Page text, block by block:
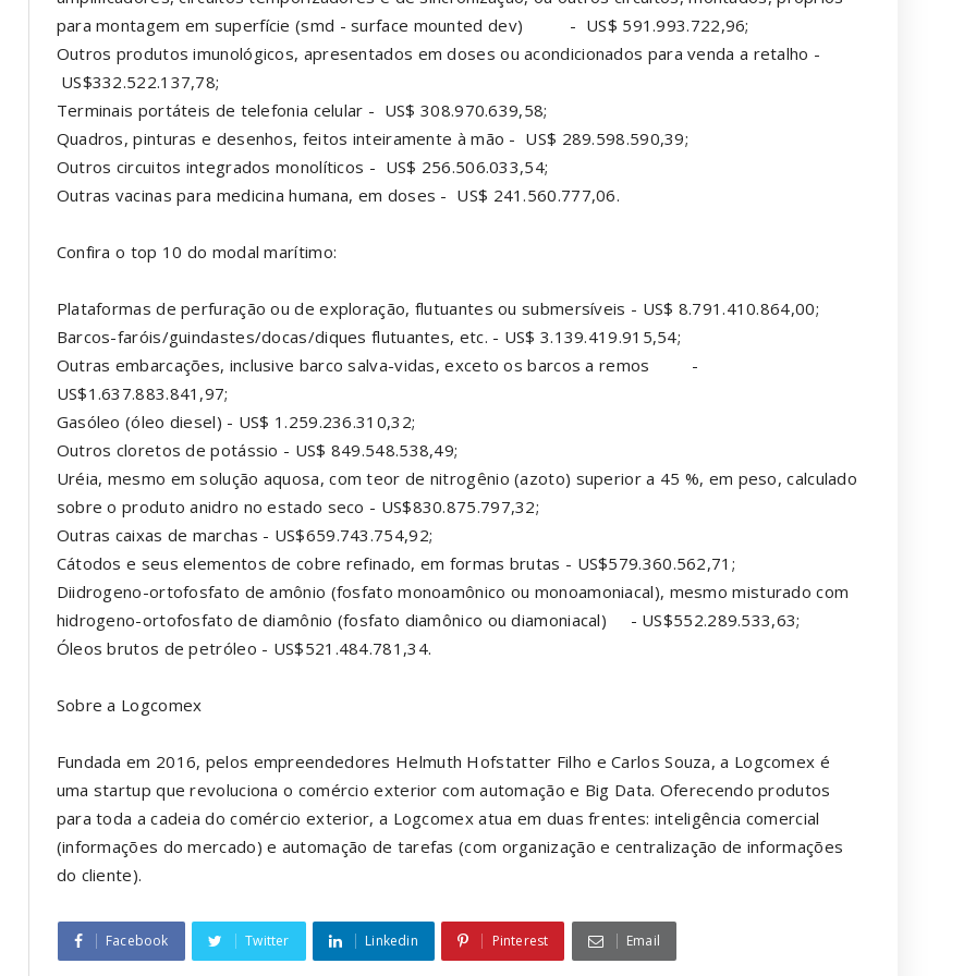
para montagem em superfície (smd - surface mounted dev) - US$ 591.993.722,96;
Outros produtos imunológicos, apresentados em doses ou acondicionados para venda a retalho -
US$332.522.137,78;
Terminais portáteis de telefonia celular - US$ 308.970.639,58;
Quadros, pinturas e desenhos, feitos inteiramente à mão - US$ 289.598.590,39;
Outros circuitos integrados monolíticos - US$ 256.506.033,54;
Outras vacinas para medicina humana, em doses - US$ 241.560.777,06.
Confira o top 10 do modal marítimo:
Plataformas de perfuração ou de exploração, flutuantes ou submersíveis - US$ 8.791.410.864,00;
Barcos-faróis/guindastes/docas/diques flutuantes, etc. - US$ 3.139.419.915,54;
Outras embarcações, inclusive barco salva-vidas, exceto os barcos a remos -
US$1.637.883.841,97;
Gasóleo (óleo diesel) - US$ 1.259.236.310,32;
Outros cloretos de potássio - US$ 849.548.538,49;
Uréia, mesmo em solução aquosa, com teor de nitrogênio (azoto) superior a 45 %, em peso, calculado
sobre o produto anidro no estado seco - US$830.875.797,32;
Outras caixas de marchas - US$659.743.754,92;
Cátodos e seus elementos de cobre refinado, em formas brutas - US$579.360.562,71;
Diidrogeno-ortofosfato de amônio (fosfato monoamônico ou monoamoniacal), mesmo misturado com
hidrogeno-ortofosfato de diamônio (fosfato diamônico ou diamoniacal) - US$552.289.533,63;
Óleos brutos de petróleo - US$521.484.781,34.
Sobre a Logcomex
Fundada em 2016, pelos empreendedores Helmuth Hofstatter Filho e Carlos Souza, a Logcomex é
uma startup que revoluciona o comércio exterior com automação e Big Data. Oferecendo produtos
para toda a cadeia do comércio exterior, a Logcomex atua em duas frentes: inteligência comercial
(informações do mercado) e automação de tarefas (com organização e centralização de informações
do cliente).
Facebook Twitter Linkedin Pinterest Email